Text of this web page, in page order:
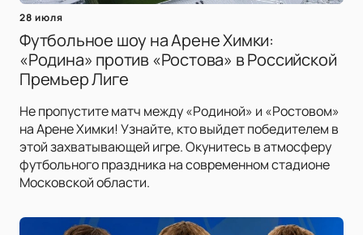
28 июля
Футбольное шоу на Арене Химки:
«Родина» против «Ростова» в Российской
Премьер Лиге
Не пропустите матч между «Родиной» и «Ростовом»
на Арене Химки! Узнайте, кто выйдет победителем в
этой захватывающей игре. Окунитесь в атмосферу
футбольного праздника на современном стадионе
Московской области.